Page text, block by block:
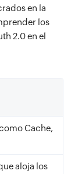
en la
los
2.0 en el
Cache,
aloja los